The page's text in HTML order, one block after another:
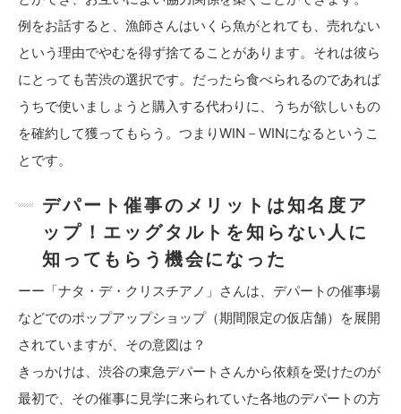
例をお話すると、漁師さんはいくら魚がとれても、売れない
という理由でやむを得ず捨てることがあります。それは彼ら
にとっても苦渋の選択です。だったら食べられるのであれば
うちで使いましょうと購入する代わりに、うちが欲しいもの
を確約して獲ってもらう。つまりWIN－WINになるというこ
とです。
デパート催事のメリットは知名度ア
ップ！エッグタルトを知らない人に
知ってもらう機会になった
ーー「ナタ・デ・クリスチアノ」さんは、デパートの催事場
などでのポップアップショップ（期間限定の仮店舗）を展開
されていますが、その意図は？
きっかけは、渋谷の東急デパートさんから依頼を受けたのが
最初で、その催事に見学に来られていた各地のデパートの方